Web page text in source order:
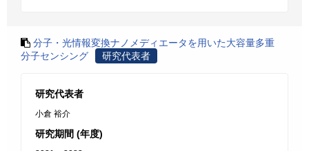
分子・光情報変換ナノメディエータを用いた大容量多重
分子センシング
研究代表者
研究代表者
小倉 裕介
研究期間 (年度)